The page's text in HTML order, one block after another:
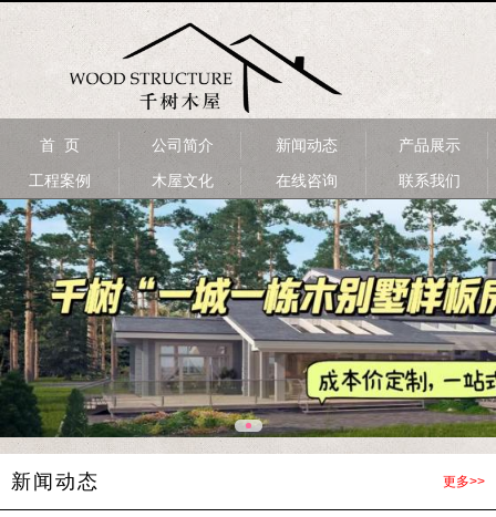
首 页 公司简介 新闻动态
产品展示
工程案例
木屋文化 在线咨询 联系我们
新闻动态 更多>>